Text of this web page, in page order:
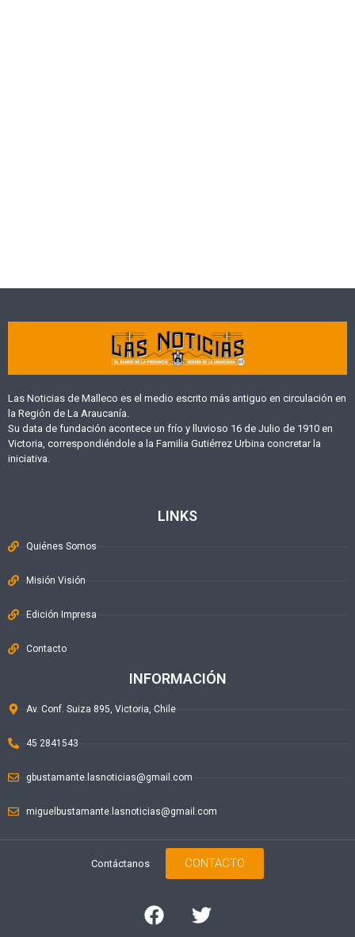
Las Noticias de Malleco es el medio escrito más antiguo en circulación en
la Región de La Araucanía.
Su data de fundación acontece un frío y lluvioso 16 de Julio de 1910 en
Victoria, correspondiéndole a la Familia Gutiérrez Urbina concretar la
iniciativa.
LINKS
Quiénes Somos
Misión Visión
Edición Impresa
Contacto
INFORMACIÓN
Av. Conf. Suiza 895, Victoria, Chile
45 2841543
gbustamante.lasnoticias@gmail.com
miguelbustamante.lasnoticias@gmail.com
Contáctanos CONTACTO